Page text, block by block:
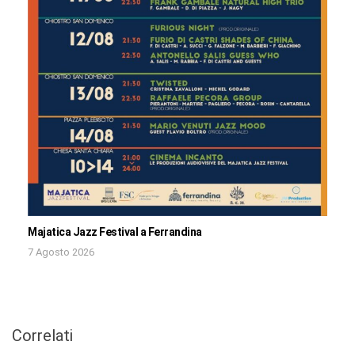
Majatica Jazz Festival a Ferrandina
7 Agosto 2026
Correlati